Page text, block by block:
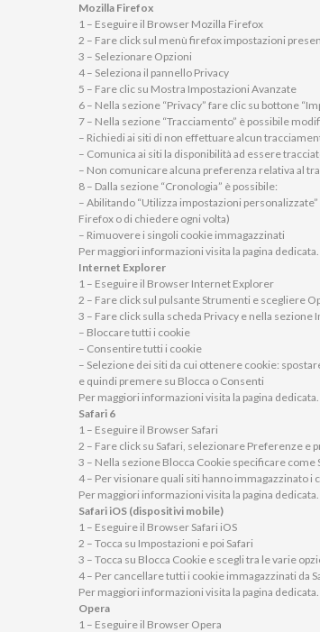
Mozilla Firefox
1 – Eseguire il Browser Mozilla Firefox
2 – Fare click sul menù firefox impostazioni
3 – Selezionare Opzioni
4 – Seleziona il pannello Privacy
5 – Fare clic su Mostra Impostazioni Avanzate
6 – Nella sezione “Privacy” fare clic su bottone
7 – Nella sezione “Tracciamento” è possibile
– Richiedi ai siti di non effettuare alcun
– Comunica ai siti la disponibilità ad essere
– Non comunicare alcuna preferenza relativa al
8 – Dalla sezione “Cronologia” è possibile:
– Abilitando “Utilizza impostazioni
Firefox o di chiedere ogni volta)
– Rimuovere i singoli cookie immagazzinati
Per maggiori informazioni visita la pagina dedicata.
Internet Explorer
1 – Eseguire il Browser Internet Explorer
2 – Fare click sul pulsante Strumenti e scegliere
3 – Fare click sulla scheda Privacy e nella
– Bloccare tutti i cookie
– Consentire tutti i cookie
– Selezione dei siti da cui ottenere cookie:
e quindi premere su Blocca o Consenti
Per maggiori informazioni visita la pagina dedicata.
Safari 6
1 – Eseguire il Browser Safari
2 – Fare click su Safari, selezionare Preferenze e
3 – Nella sezione Blocca Cookie specificare
4 – Per visionare quali siti hanno immagazzinato i
Per maggiori informazioni visita la pagina dedicata.
Safari iOS (dispositivi mobile)
1 – Eseguire il Browser Safari iOS
2 – Tocca su Impostazioni e poi Safari
3 – Tocca su Blocca Cookie e scegli tra le varie
4 – Per cancellare tutti i cookie immagazzinati da
Per maggiori informazioni visita la pagina dedicata.
Opera
1 – Eseguire il Browser Opera